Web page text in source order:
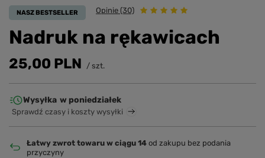
NASZ BESTSELLER Opinie (30)
Nadruk na rękawicach
25,00 PLN / szt.
Wysyłka w poniedziałek
Sprawdź czasy i koszty wysyłki
Łatwy zwrot towaru w ciągu 14 od zakupu bez podania
przyczyny